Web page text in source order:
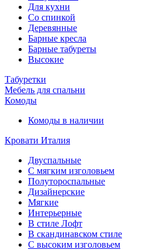
Для кухни
Со спинкой
Деревянные
Барные кресла
Барные табуреты
Высокие
Табуретки
Мебель для спальни
Комоды
Комоды в наличии
Кровати Италия
Двуспальные
С мягким изголовьем
Полутороспальные
Дизайнерские
Мягкие
Интерьерные
В стиле Лофт
В скандинавском стиле
С высоким изголовьем